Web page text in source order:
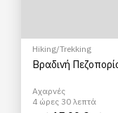
Hiking/Trekking
Βραδινή
Αχαρνές
4 ώρες 30 λεπτά